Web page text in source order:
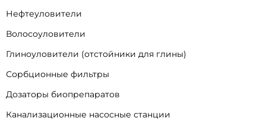
Нефтеуловители
Волосоуловители
Глиноуловители (отстойники для глины)
Сорбционные фильтры
Дозаторы биопрепаратов
Канализационные насосные станции